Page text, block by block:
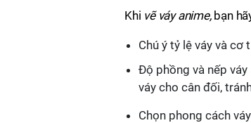
Khi vẽ váy anime,bạn
Chú ý tỷ lệ váy và cơ
Độ phồng và nếp
váy cho cân đối,
Chọn phong cách